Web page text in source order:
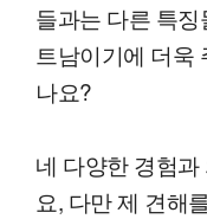
들과는 다른 특
트남이기에 더욱
나요?
네 다양한 경험
요, 다만 제 견해